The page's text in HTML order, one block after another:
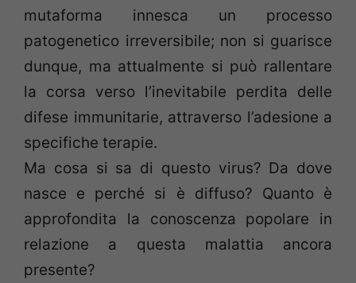
mutaforma innesca un processo
patogenetico irreversibile; non si guarisce
dunque, ma attualmente si può rallentare
la corsa verso l’inevitabile perdita delle
difese immunitarie, attraverso l’adesione a
specifiche terapie.
Ma cosa si sa di questo virus? Da dove
nasce e perché si è diffuso? Quanto è
approfondita la conoscenza popolare in
relazione a questa malattia ancora
presente?